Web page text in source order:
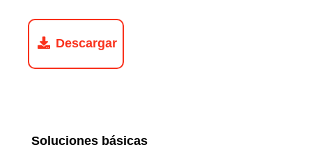
Descargar
Soluciones básicas